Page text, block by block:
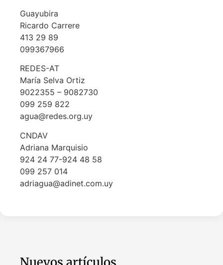
Guayubira
Ricardo Carrere
413 29 89
099367966
REDES-AT
María Selva Ortiz
9022355 – 9082730
099 259 822
agua@redes.org.uy
CNDAV
Adriana Marquisio
924 24 77-924 48 58
099 257 014
adriagua@adinet.com.uy